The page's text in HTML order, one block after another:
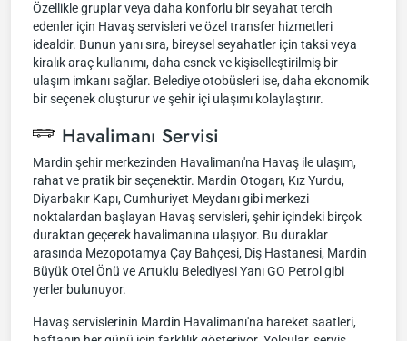
Özellikle gruplar veya daha konforlu bir seyahat tercih
edenler için Havaş servisleri ve özel transfer hizmetleri
idealdir. Bunun yanı sıra, bireysel seyahatler için taksi veya
kiralık araç kullanımı, daha esnek ve kişiselleştirilmiş bir
ulaşım imkanı sağlar. Belediye otobüsleri ise, daha ekonomik
bir seçenek oluşturur ve şehir içi ulaşımı kolaylaştırır.
Havalimanı Servisi
Mardin şehir merkezinden Havalimanı'na Havaş ile ulaşım,
rahat ve pratik bir seçenektir. Mardin Otogarı, Kız Yurdu,
Diyarbakır Kapı, Cumhuriyet Meydanı gibi merkezi
noktalardan başlayan Havaş servisleri, şehir içindeki birçok
duraktan geçerek havalimanına ulaşıyor. Bu duraklar
arasında Mezopotamya Çay Bahçesi, Diş Hastanesi, Mardin
Büyük Otel Önü ve Artuklu Belediyesi Yanı GO Petrol gibi
yerler bulunuyor.
Havaş servislerinin Mardin Havalimanı'na hareket saatleri,